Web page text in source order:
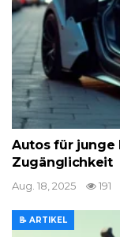
Autos für junge
Zugänglichkeit
Aug. 18, 2025 191
📝 ARTIKEL